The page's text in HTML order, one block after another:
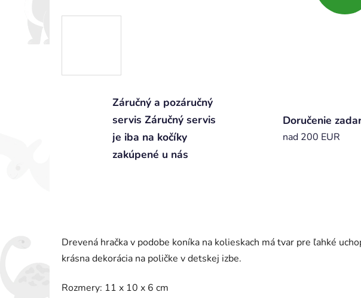
Záručný a pozáručný
servis Záručný servis
je iba na kočíky
zakúpené u nás
Doručenie
nad 200 EUR
Drevená hračka v podobe koníka na kolieskach má tvar pre ľahké
krásna dekorácia na poličke v detskej izbe.
Rozmery: 11 x 10 x 6 cm